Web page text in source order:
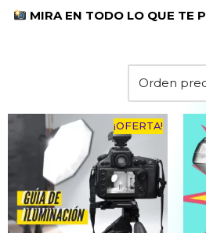
MIRA EN TODO LO QUE TE
¡OFERTA!